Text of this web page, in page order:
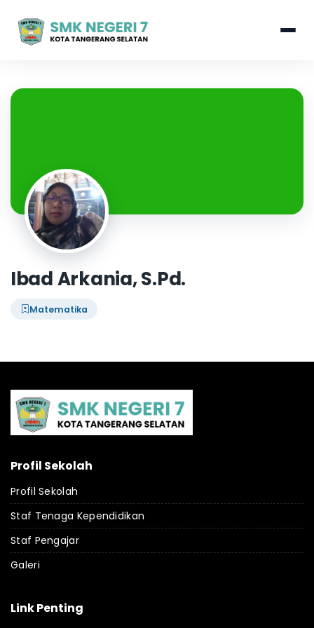
Ibad Arkania, S.Pd.
Matematika
Profil Sekolah
Profil Sekolah
Staf Tenaga Kependidikan
Staf Pengajar
Galeri
Link Penting